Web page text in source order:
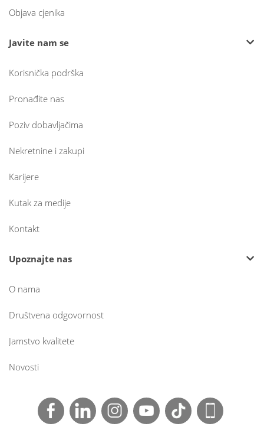
Objava cjenika
Javite nam se
Korisnička podrška
Pronađite nas
Poziv dobavljačima
Nekretnine i zakupi
Karijere
Kutak za medije
Kontakt
Upoznajte nas
O nama
Društvena odgovornost
Jamstvo kvalitete
Novosti